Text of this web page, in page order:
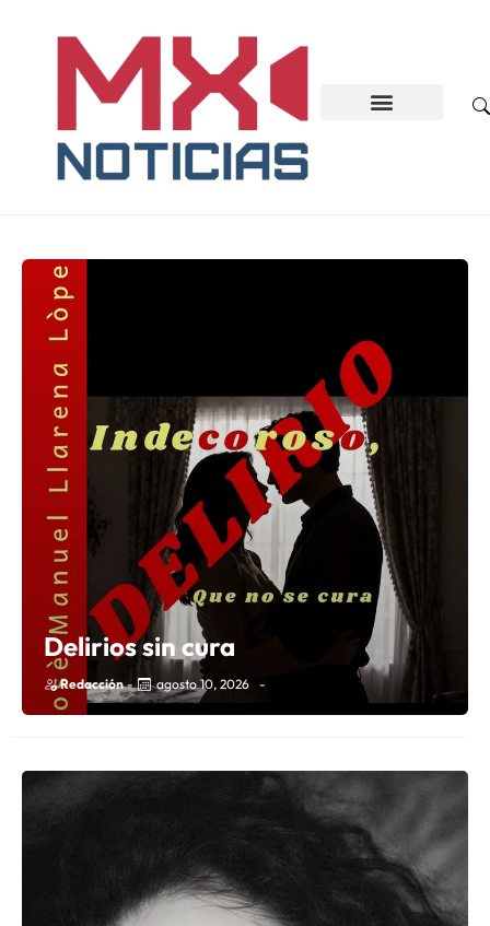
Delirios sin cura
Redacción - agosto 10, 2026 -